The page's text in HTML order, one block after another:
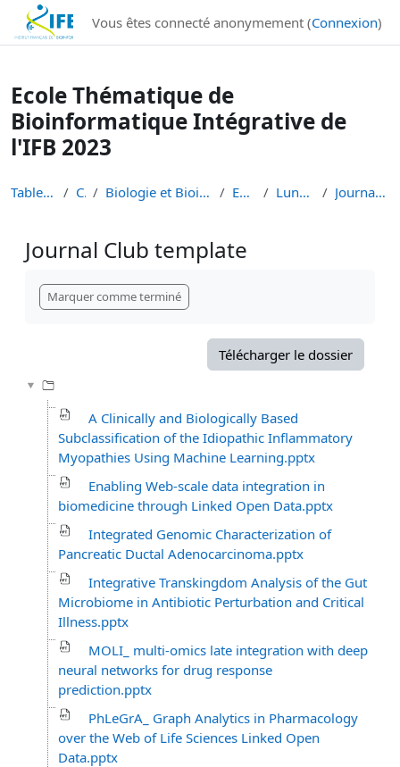
Institut Français de Bioinformatique - Les formations
Passer au contenu principalVous êtes connecté anonymement (Connexion)
Ecole Thématique de
Bioinformatique Intégrative de
l'IFB 2023
Tableau de bord Cours Biologie et Bioinformatique Intégratives ETBII 2023 Lundi 16 Janvier Journal Club template
Journal Club template
Marquer comme terminé
Télécharger le dossier
A Clinically and Biologically Based
Subclassification of the Idiopathic Inflammatory
Myopathies Using Machine Learning.pptx
Enabling Web-scale data integration in
biomedicine through Linked Open Data.pptx
Integrated Genomic Characterization of
Pancreatic Ductal Adenocarcinoma.pptx
Integrative Transkingdom Analysis of the Gut
Microbiome in Antibiotic Perturbation and Critical
Illness.pptx
MOLI_ multi-omics late integration with deep
neural networks for drug response
prediction.pptx
PhLeGrA_ Graph Analytics in Pharmacology
over the Web of Life Sciences Linked Open
Data.pptx